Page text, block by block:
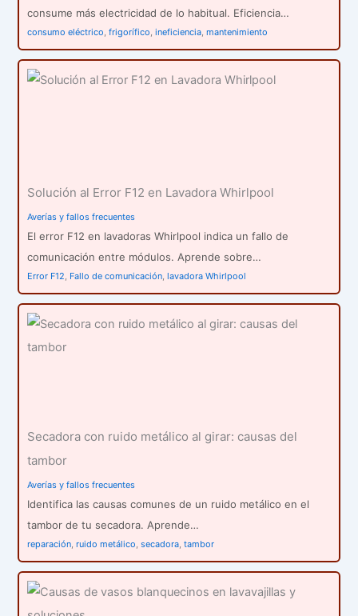
consume más electricidad de lo habitual. Eficiencia…
consumo eléctrico,frigorífico,ineficiencia,mantenimiento
Solución al Error F12 en Lavadora Whirlpool
Averías y fallos frecuentes
El error F12 en lavadoras Whirlpool indica un fallo de
comunicación entre módulos. Aprende sobre…
Error F12, Fallo de comunicación,lavadora Whirlpool
Secadora con ruido metálico al girar: causas del
tambor
Averías y fallos frecuentes
Identifica las causas comunes de un ruido metálico en el
tambor de tu secadora. Aprende…
reparación,ruido metálico,secadora,tambor